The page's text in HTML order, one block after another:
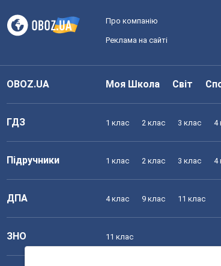
Про компанію
Реклама на сайті
OBOZ.UA Моя Школа Світ
ГДЗ 1 клас 2 клас 3 клас 4
Підручники 1 клас 2 клас 3 клас 4
ДПА 4 клас 9 клас 11 клас
ЗНО 11 клас